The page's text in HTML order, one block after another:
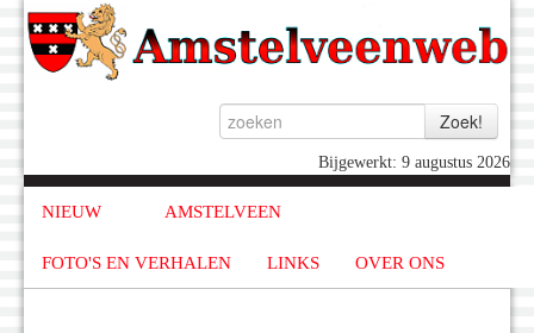
Bijgewerkt: 9 augustus 2026
NIEUW AMSTELVEEN
FOTO'S EN VERHALEN LINKS OVER ONS